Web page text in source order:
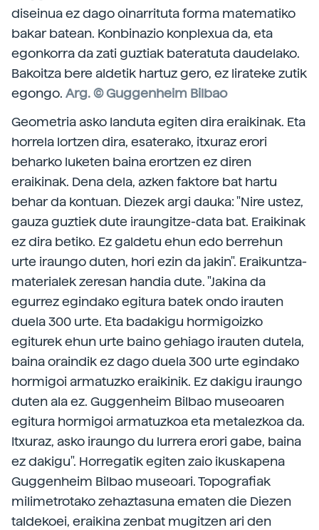
diseinua ez dago oinarrituta forma matematiko
bakar batean. Konbinazio konplexua da, eta
egonkorra da zati guztiak bateratuta daudelako.
Bakoitza bere aldetik hartuz gero, ez lirateke zutik
egongo. Arg. © Guggenheim Bilbao
Geometria asko landuta egiten dira eraikinak. Eta
horrela lortzen dira, esaterako, itxuraz erori
beharko luketen baina erortzen ez diren
eraikinak. Dena dela, azken faktore bat hartu
behar da kontuan. Diezek argi dauka: "Nire ustez,
gauza guztiek dute iraungitze-data bat. Eraikinak
ez dira betiko. Ez galdetu ehun edo berrehun
urte iraungo duten, hori ezin da jakin". Eraikuntza-
materialek zeresan handia dute. "Jakina da
egurrez egindako egitura batek ondo irauten
duela 300 urte. Eta badakigu hormigoizko
egiturek ehun urte baino gehiago irauten dutela,
baina oraindik ez dago duela 300 urte egindako
hormigoi armatuzko eraikinik. Ez dakigu iraungo
duten ala ez. Guggenheim Bilbao museoaren
egitura hormigoi armatuzkoa eta metalezkoa da.
Itxuraz, asko iraungo du lurrera erori gabe, baina
ez dakigu". Horregatik egiten zaio ikuskapena
Guggenheim Bilbao museoari. Topografiak
milimetrotako zehaztasuna ematen die Diezen
taldekoei, eraikina zenbat mugitzen ari den